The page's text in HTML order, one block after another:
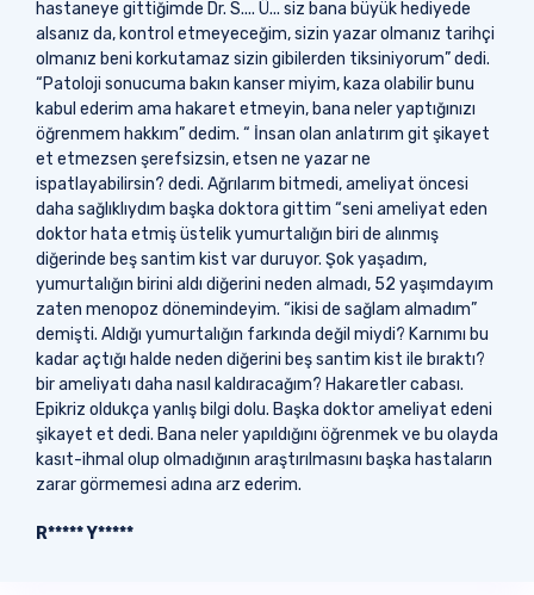
hastaneye gittiğimde Dr. S.... Ü... siz bana büyük hediyede
alsanız da, kontrol etmeyeceğim, sizin yazar olmanız tarihçi
olmanız beni korkutamaz sizin gibilerden tiksiniyorum” dedi.
“Patoloji sonucuma bakın kanser miyim, kaza olabilir bunu
kabul ederim ama hakaret etmeyin, bana neler yaptığınızı
öğrenmem hakkım” dedim. “ İnsan olan anlatırım git şikayet
et etmezsen şerefsizsin, etsen ne yazar ne
ispatlayabilirsin? dedi. Ağrılarım bitmedi, ameliyat öncesi
daha sağlıklıydım başka doktora gittim “seni ameliyat eden
doktor hata etmiş üstelik yumurtalığın biri de alınmış
diğerinde beş santim kist var duruyor. Şok yaşadım,
yumurtalığın birini aldı diğerini neden almadı, 52 yaşımdayım
zaten menopoz dönemindeyim. “ikisi de sağlam almadım”
demişti. Aldığı yumurtalığın farkında değil miydi? Karnımı bu
kadar açtığı halde neden diğerini beş santim kist ile bıraktı?
bir ameliyatı daha nasıl kaldıracağım? Hakaretler cabası.
Epikriz oldukça yanlış bilgi dolu. Başka doktor ameliyat edeni
şikayet et dedi. Bana neler yapıldığını öğrenmek ve bu olayda
kasıt-ihmal olup olmadığının araştırılmasını başka hastaların
zarar görmemesi adına arz ederim.
R***** Y*****